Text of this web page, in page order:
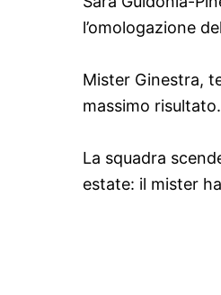
l’omologazione
Mister Ginestra,
massimo
La squadra
estate: il mister